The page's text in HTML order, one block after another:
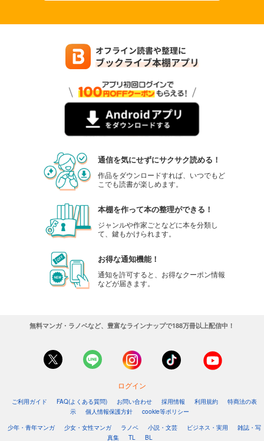
通信を気にせずにサクサク読める！
作品をダウンロードすれば、いつでもど
こでも読書が楽しめます。
本棚を作って本の整理ができる！
ジャンルや作家ごとなどに本を分類し
て、鍵もかけられます。
お得な通知機能！
通知を許可すると、お得なクーポン情報
などが届きます。
無料マンガ・ラノベなど、豊富なラインナップで188万冊以上配信中！
ログイン
ご利用ガイド FAQ(よくある質問) お問い合わせ 採用情報 利用規約
特商法の表
示
個人情報保護方針
cookie等ポリシー
少年・青年マンガ
少女・女性マンガ ラノベ 小説・文芸 ビジネス・実用
雑誌・写
真集
TL BL